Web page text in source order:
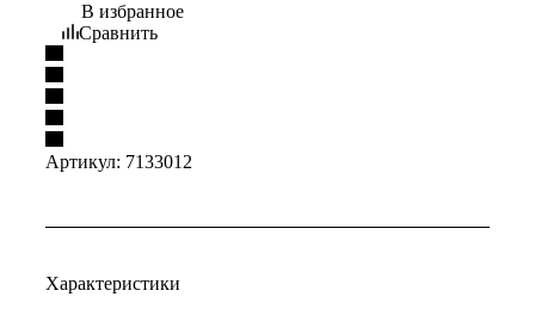
В избранное
Сравнить
Артикул: 7133012
Характеристики